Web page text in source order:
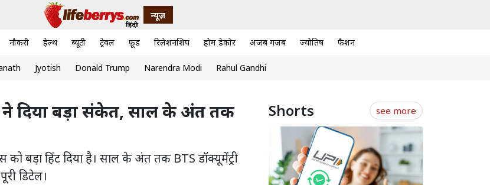
न्यूज़
नौकरी हेल्थ ब्यूटी ट्रेवल फ़ूड रिलेशनशिप होम डेकोर अजब गजब ज्योतिष फैशन
Jyotish Donald Trump Narendra Modi Rahul Gandhi
ने दिया बड़ा संकेत, साल के अंत तक
को बड़ा हिंट दिया है। साल के अंत तक BTS डॉक्यूमेंट्री
डिटेल।
Shorts see more